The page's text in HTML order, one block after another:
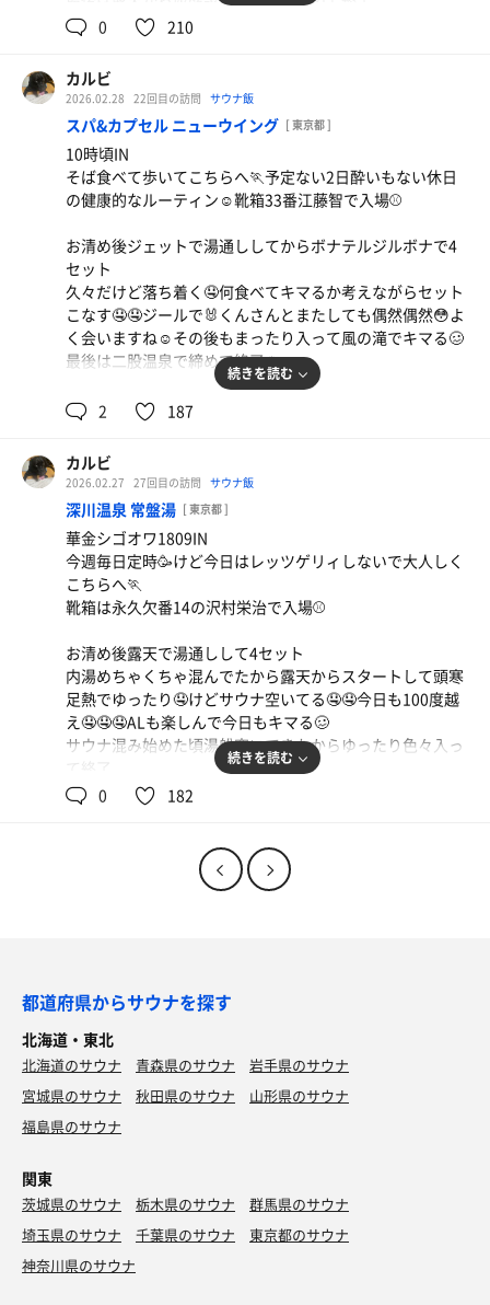
ロースとんかつ定食
瓶ビールと一緒にバチっと🏆
ヤワアブラオオメで夜中に背徳感トッピングで🏆
アメリカンドッグ
子供の時好きだったのに最近なんか苦手だ🤣
援しに富岡八幡宮行きながら今日も昼飲み🍺
ネギチャーシュー背脂
甘めのチャーシューご飯にバウンドして🏆
0 210
カルビ
2026.02.28 22回目の訪問 サウナ飯
スパ&カプセル ニューウイング [ 東京都 ]
10時頃IN
そば食べて歩いてこちらへ🏃予定ない2日酔いもない休日
の健康的なルーティン☺️靴箱33番江藤智で入場⚾️
お清め後ジェットで湯通ししてからボナテルジルボナで4
セット
久々だけど落ち着く🤤何食べてキマるか考えながらセット
こなす🤤🤤ジールで🐰くんさんとまたしても偶然偶然😳よ
く会いますね☺️その後もまったり入って風の滝でキマる🥴
最後は二股温泉で締めて終了♨️
3階上がってやりたい放題して軽くKPさせていただき休日
4階上がって仮眠のつもりが気づいたら18時前わら
後半戦は軽めにボナボナで2セットして二股温泉で締めて
終了🤤
軽く飲みながらこれ書いて今日は終了😪
続きを読む
2 187
カルビ
2026.02.27 27回目の訪問 サウナ飯
深川温泉 常盤湯 [ 東京都 ]
華金シゴオワ1809IN
今週毎日定時🥳けど今日はレッツゲリィしないで大人しく
こちらへ🏃
靴箱は永久欠番14の沢村栄治で入場⚾️
お清め後露天で湯通しして4セット
内湯めちゃくちゃ混んでたから露天からスタートして頭寒
足熱でゆったり🤤けどサウナ空いてる🤤🤤今日も100度越
え🤤🤤🤤ALも楽しんで今日もキマる🥴
サウナ混み始めた頃湯船空いてきたからゆったり色々入っ
続きを読む
0 182
都道府県からサウナを探す
北海道・東北
北海道のサウナ 青森県のサウナ
岩手県のサウナ
宮城県のサウナ
秋田県のサウナ
山形県のサウナ
福島県のサウナ
関東
茨城県のサウナ 栃木県のサウナ
群馬県のサウナ
埼玉県のサウナ
千葉県のサウナ
東京都のサウナ
神奈川県のサウナ